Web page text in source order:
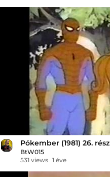
Pókember (1981) 26. rész
BtW015
531 views 1 éve